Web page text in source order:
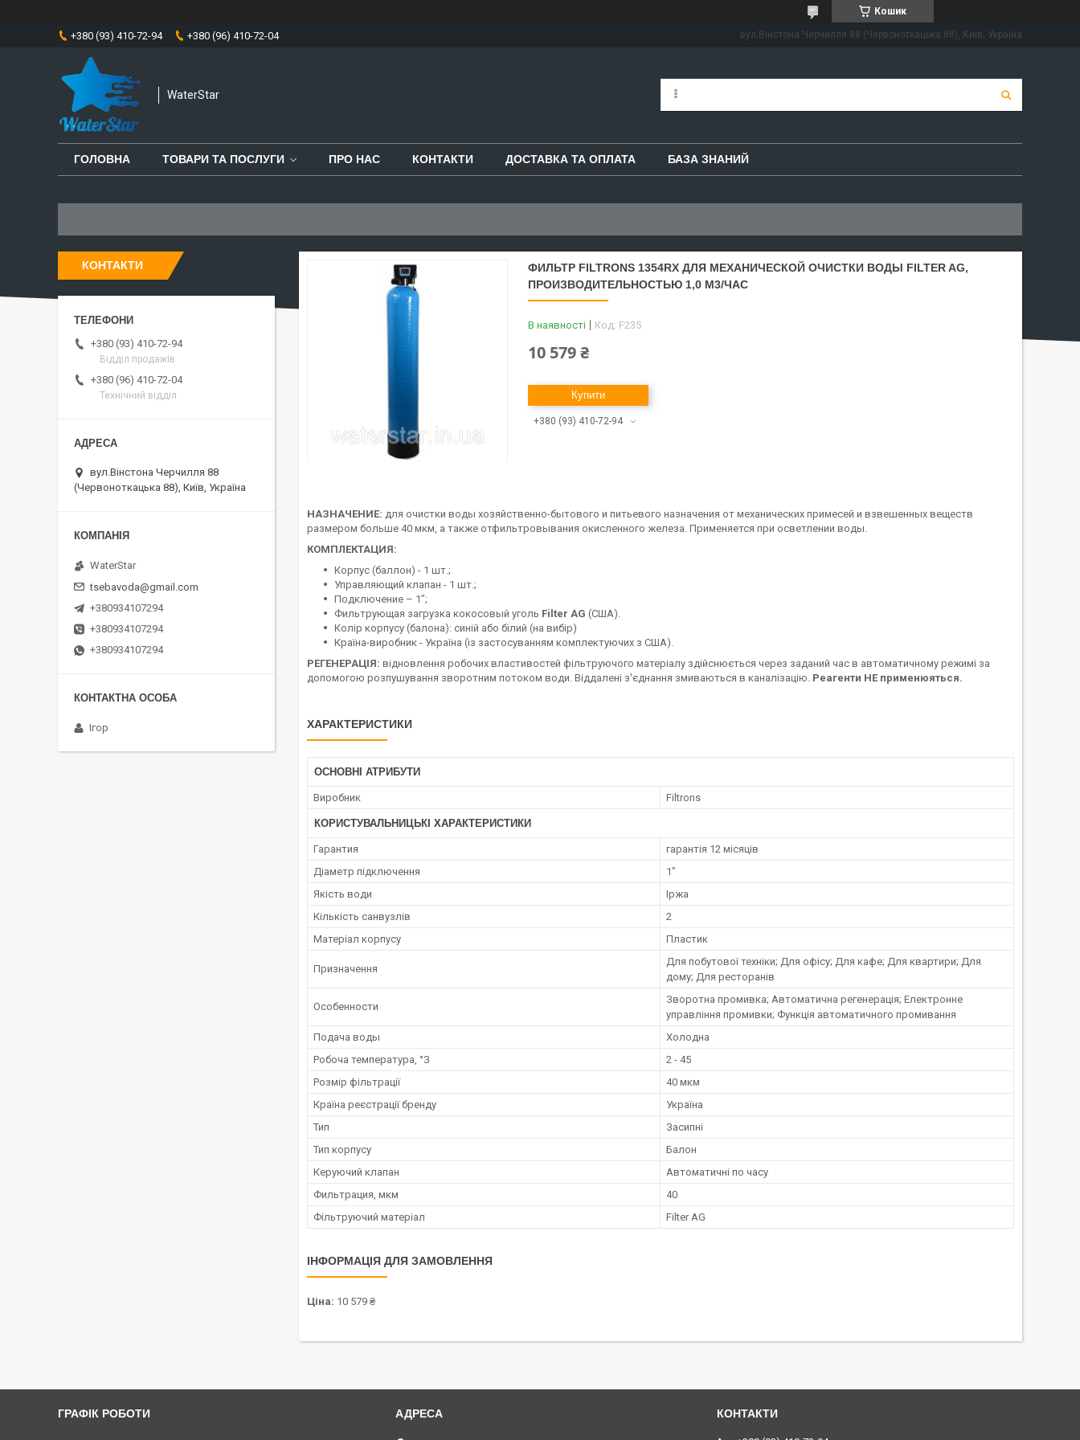
Кошик
+380 (93) 410-72-94 +380 (96) 410-72-04 вул.Вінстона Черчилля 88 (Червоноткацька 88), Київ, Україна
WaterStar
ГОЛОВНА ТОВАРИ ТА ПОСЛУГИ ПРО НАС КОНТАКТИ ДОСТАВКА ТА ОПЛАТА БАЗА ЗНАНИЙ
ФИЛЬТР FILTRONS 1354RX ДЛЯ МЕХАНИЧЕСКОЙ ОЧИСТКИ ВОДЫ FILTER AG,
ПРОИЗВОДИТЕЛЬНОСТЬЮ 1,0 М3/ЧАС
В наявності Код: F235
10 579 ₴
Купити
+380 (93) 410-72-94
НАЗНАЧЕНИЕ: для очистки воды хозяйственно-бытового и питьевого назначения от механических примесей и взвешенных веществ
размером больше 40 мкм, а также отфильтровывания окисленного железа. Применяется при осветлении воды.
КОМПЛЕКТАЦИЯ:
Корпус (баллон) - 1 шт.;
Управляющий клапан - 1 шт.;
Подключение – 1”;
Фильтрующая загрузка кокосовый уголь Filter AG (США).
Колір корпусу (балона): синій або білий (на вибір)
Країна-виробник - Україна (із застосуванням комплектуючих з США).
РЕГЕНЕРАЦІЯ: відновлення робочих властивостей фільтруючого матеріалу здійснюється через заданий час в автоматичному режимі за
допомогою розпушування зворотним потоком води. Віддалені з'єднання змиваються в каналізацію. Реагенти НЕ применюяться.
ХАРАКТЕРИСТИКИ
ОСНОВНІ АТРИБУТИ
Виробник Filtrons
КОРИСТУВАЛЬНИЦЬКІ ХАРАКТЕРИСТИКИ
Гарантия
гарантія 12 місяців
Діаметр підключення
1"
Якість води
Іржа
Кількість санвузлів
2
Матеріал корпусу
Пластик
Призначення
Для побутової техніки; Для офісу; Для кафе; Для квартири; Для
дому; Для ресторанів
Особенности
Зворотна промивка; Автоматична регенерація; Електронне
управління промивки; Функція автоматичного промивання
Подача воды
Холодна
Робоча температура, °З
2 - 45
Розмір фільтрації
40 мкм
Країна реєстрації бренду
Україна
Тип
Засипні
Тип корпусу
Балон
Керуючий клапан
Автоматичні по часу
Фильтрация, мкм
40
Фільтруючий матеріал
Filter AG
ІНФОРМАЦІЯ ДЛЯ ЗАМОВЛЕННЯ
Ціна: 10 579 ₴
КОНТАКТИ
+380 (93) 410-72-94
Відділ продажів
+380 (96) 410-72-04
Технічний відділ
вул.Вінстона Черчилля 88
(Червоноткацька 88), Київ, Україна
WaterStar
tsebavoda@gmail.com
+380934107294
+380934107294
+380934107294
Ігор
ГРАФІК РОБОТИ